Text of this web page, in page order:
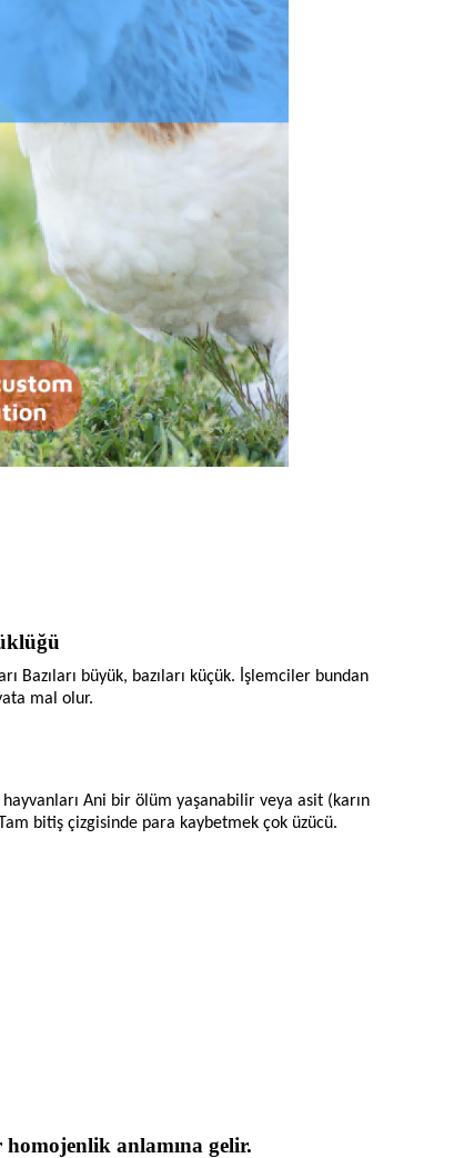
Bazıları büyük, bazıları küçük. İşlemciler bundan
mal olur.
Ani bir ölüm yaşanabilir veya asit (karın
bitiş çizgisinde para kaybetmek çok üzücü.
anlamına gelir.